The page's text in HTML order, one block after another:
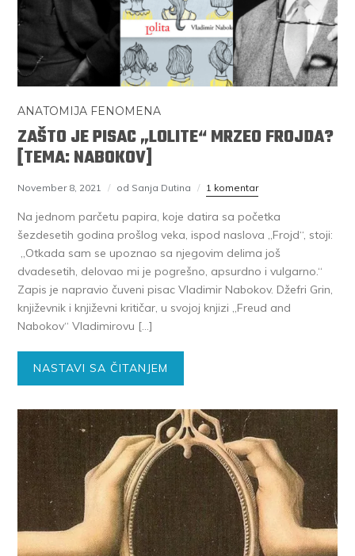
ANATOMIJA FENOMENA
ZAŠTO JE PISAC „LOLITE“ MRZEO FROJDA?
[TEMA: NABOKOV]
November 8, 2021 od Sanja Dutina 1 komentar
Na jednom parčetu papira, koje datira sa početka
šezdesetih godina prošlog veka, ispod naslova „Frojd“, stoji:
„Otkada sam se upoznao sa njegovim delima još
dvadesetih, delovao mi je pogrešno, apsurdno i vulgarno.“
Zapis je napravio čuveni pisac Vladimir Nabokov. Džefri Grin,
književnik i književni kritičar, u svojoj knjizi „Freud and
Nabokov“ Vladimirovu […]
NASTAVI SA ČITANJEM